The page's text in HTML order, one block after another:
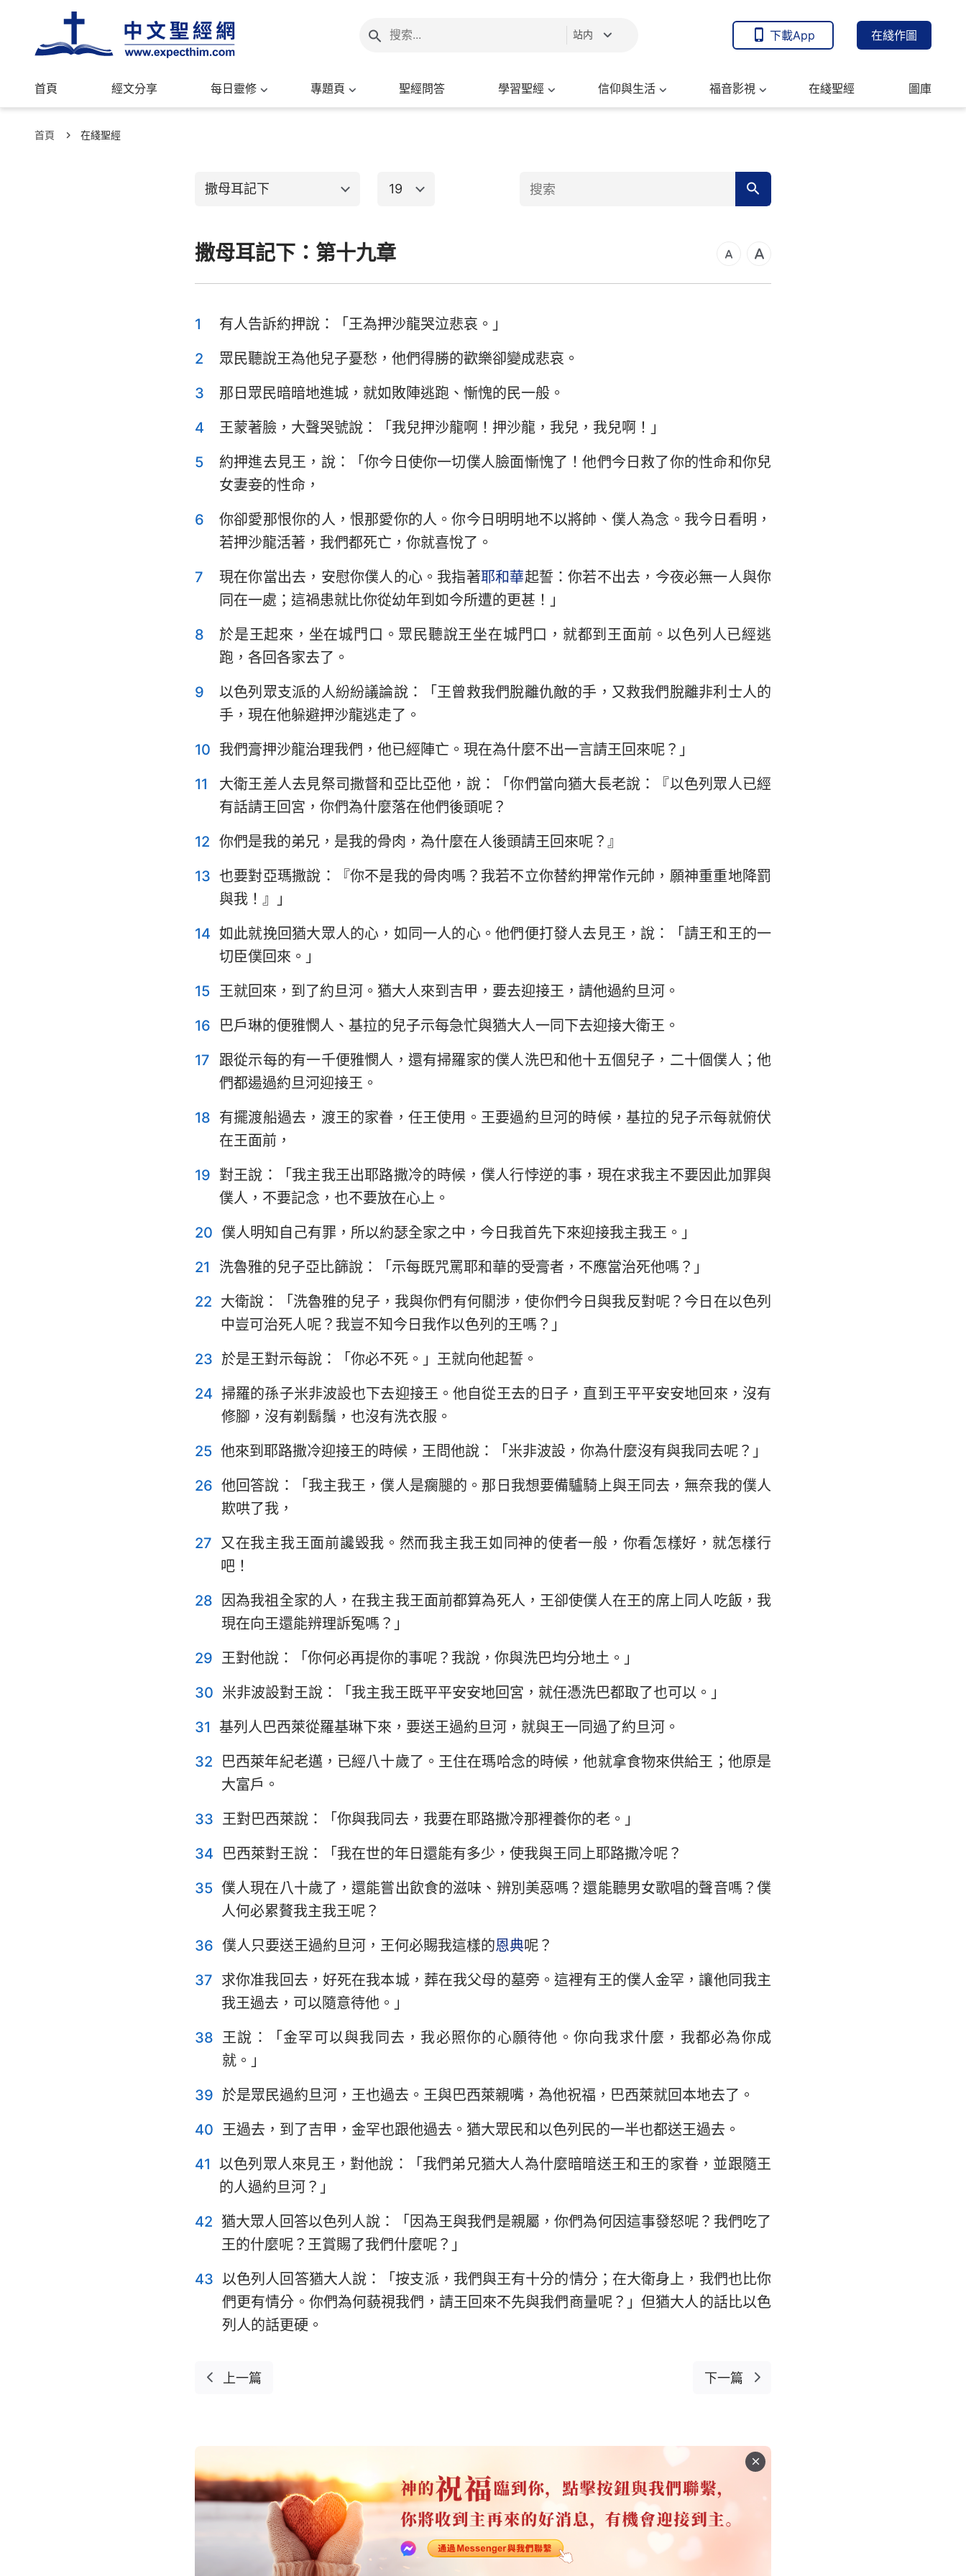
站内 下載App 在綫作圖
首頁 經文分享 每日靈修 專題頁 聖經問答 學習聖經 信仰與生活 福音影視 在綫聖經 圖庫
首頁 在綫聖經
撒母耳記下
舊約聖經
利未記 民數記
申命記 約書亞記
士師記 路得記
撒母耳記上 撒母耳記下
歷代志上
以斯拉記 尼希米記
以斯帖記 約伯記
詩篇 箴言
傳道書 雅歌
以賽亞書 耶利米書
但以理書 何西阿書
彌迦書 那鴻書
瑪拉基書
使徒行傳
哥林多前書
加拉太書 以弗所書
提摩太前書 提摩太後書
希伯來書 雅各書
彼得前書
約翰一書 約翰二書
啟示錄
19
22
23 24
撒母耳記下：第十九章
1
有人告訴約押說：「王為押沙龍哭泣悲哀。」
2
眾民聽說王為他兒子憂愁，他們得勝的歡樂卻變成悲哀。
3
那日眾民暗暗地進城，就如敗陣逃跑、慚愧的民一般。
4
王蒙著臉，大聲哭號說：「我兒押沙龍啊！押沙龍，我兒，我兒啊！」
5
約押進去見王，說：「你今日使你一切僕人臉面慚愧了！他們今日救了你的性命和你兒
女妻妾的性命，
6
你卻愛那恨你的人，恨那愛你的人。你今日明明地不以將帥、僕人為念。我今日看明，
若押沙龍活著，我們都死亡，你就喜悅了。
7
現在你當出去，安慰你僕人的心。我指著耶和華起誓：你若不出去，今夜必無一人與你
同在一處；這禍患就比你從幼年到如今所遭的更甚！」
8
於是王起來，坐在城門口。眾民聽說王坐在城門口，就都到王面前。以色列人已經逃
跑，各回各家去了。
9
以色列眾支派的人紛紛議論說：「王曾救我們脫離仇敵的手，又救我們脫離非利士人的
手，現在他躲避押沙龍逃走了。
10 我們膏押沙龍治理我們，他已經陣亡。現在為什麼不出一言請王回來呢？」
11
大衛王差人去見祭司撒督和亞比亞他，說：「你們當向猶大長老說：『以色列眾人已經
有話請王回宮，你們為什麼落在他們後頭呢？
12 你們是我的弟兄，是我的骨肉，為什麼在人後頭請王回來呢？』
13 也要對亞瑪撒說：『你不是我的骨肉嗎？我若不立你替約押常作元帥，願神重重地降罰
與我！』」
14 如此就挽回猶大眾人的心，如同一人的心。他們便打發人去見王，說：「請王和王的一
切臣僕回來。」
15 王就回來，到了約旦河。猶大人來到吉甲，要去迎接王，請他過約旦河。
16
巴戶琳的便雅憫人、基拉的兒子示每急忙與猶大人一同下去迎接大衛王。
17 跟從示每的有一千便雅憫人，還有掃羅家的僕人洗巴和他十五個兒子，二十個僕人；他
們都逿過約旦河迎接王。
18 有擺渡船過去，渡王的家眷，任王使用。王要過約旦河的時候，基拉的兒子示每就俯伏
在王面前，
19 對王說：「我主我王出耶路撒冷的時候，僕人行悖逆的事，現在求我主不要因此加罪與
僕人，不要記念，也不要放在心上。
20 僕人明知自己有罪，所以約瑟全家之中，今日我首先下來迎接我主我王。」
21
洗魯雅的兒子亞比篩說：「示每既咒罵耶和華的受膏者，不應當治死他嗎？」
22 大衛說：「洗魯雅的兒子，我與你們有何關涉，使你們今日與我反對呢？今日在以色列
中豈可治死人呢？我豈不知今日我作以色列的王嗎？」
23 於是王對示每說：「你必不死。」王就向他起誓。
24 掃羅的孫子米非波設也下去迎接王。他自從王去的日子，直到王平平安安地回來，沒有
修腳，沒有剃鬍鬚，也沒有洗衣服。
25 他來到耶路撒冷迎接王的時候，王問他說：「米非波設，你為什麼沒有與我同去呢？」
26 他回答說：「我主我王，僕人是瘸腿的。那日我想要備驢騎上與王同去，無奈我的僕人
欺哄了我，
27 又在我主我王面前讒毀我。然而我主我王如同神的使者一般，你看怎樣好，就怎樣行
吧！
28
因為我祖全家的人，在我主我王面前都算為死人，王卻使僕人在王的席上同人吃飯，我
現在向王還能辨理訴冤嗎？」
29 王對他說：「你何必再提你的事呢？我說，你與洗巴均分地土。」
30 米非波設對王說：「我主我王既平平安安地回宮，就任憑洗巴都取了也可以。」
31
基列人巴西萊從羅基琳下來，要送王過約旦河，就與王一同過了約旦河。
32
巴西萊年紀老邁，已經八十歲了。王住在瑪哈念的時候，他就拿食物來供給王；他原是
大富戶。
33 王對巴西萊說：「你與我同去，我要在耶路撒冷那裡養你的老。」
34
巴西萊對王說：「我在世的年日還能有多少，使我與王同上耶路撒冷呢？
35 僕人現在八十歲了，還能嘗出飲食的滋味、辨別美惡嗎？還能聽男女歌唱的聲音嗎？僕
人何必累贅我主我王呢？
36 僕人只要送王過約旦河，王何必賜我這樣的恩典呢？
37 求你准我回去，好死在我本城，葬在我父母的墓旁。這裡有王的僕人金罕，讓他同我主
我王過去，可以隨意待他。」
38 王說：「金罕可以與我同去，我必照你的心願待他。你向我求什麼，我都必為你成
就。」
39 於是眾民過約旦河，王也過去。王與巴西萊親嘴，為他祝福，巴西萊就回本地去了。
40 王過去，到了吉甲，金罕也跟他過去。猶大眾民和以色列民的一半也都送王過去。
41
以色列眾人來見王，對他說：「我們弟兄猶大人為什麼暗暗送王和王的家眷，並跟隨王
的人過約旦河？」
42 猶大眾人回答以色列人說：「因為王與我們是親屬，你們為何因這事發怒呢？我們吃了
王的什麼呢？王賞賜了我們什麼呢？」
43 以色列人回答猶大人說：「按支派，我們與王有十分的情分；在大衛身上，我們也比你
們更有情分。你們為何藐視我們，請王回來不先與我們商量呢？」但猶大人的話比以色
列人的話更硬。
上一篇 下一篇